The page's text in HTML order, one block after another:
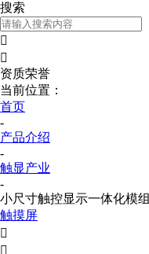
搜索


资质荣誉
当前位置：
首页
-
产品介绍
-
触显产业
-
小尺寸触控显示一体化模组
触摸屏

